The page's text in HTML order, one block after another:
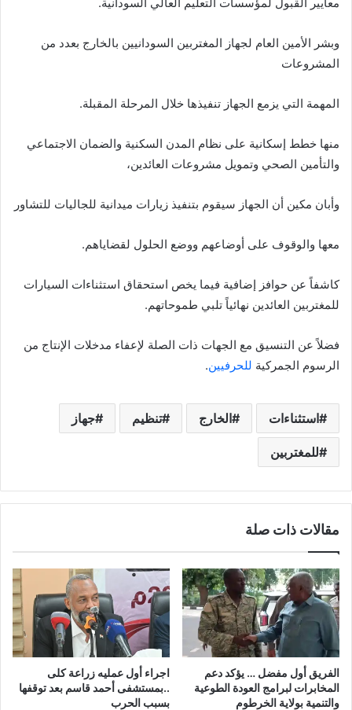
وبشر الأمين العام لجهاز المغتربين السودانيين بالخارج بعدد من
المشروعات
المهمة التي يزمع الجهاز تنفيذها خلال المرحلة المقبلة.
منها خطط إسكانية على نظام المدن السكنية والضمان الاجتماعي
والتأمين الصحي وتمويل مشروعات العائدين،
وأبان مكين أن الجهاز سيقوم بتنفيذ زيارات ميدانية للجاليات للتشاور
معها والوقوف على أوضاعهم ووضع الحلول لقضاياهم.
كاشفاً عن حوافز إضافية فيما يخص استحقاق استثناءات السيارات
للمغتربين العائدين نهائياً تلبي طموحاتهم.
فضلاً عن التنسيق مع الجهات ذات الصلة لإعفاء مدخلات الإنتاج من
الرسوم الجمركية للحرفيين.
استثناءات الخارج تنظيم جهاز
للمغتربين
مقالات ذات صلة
الفريق أول مفضل … يؤكد دعم
المخابرات لبرامج العودة الطوعية
والتنمية بولاية الخرطوم
اجراء أول عمليه زراعة كلى
..بمستشفى أحمد قاسم بعد توقفها
بسبب الحرب